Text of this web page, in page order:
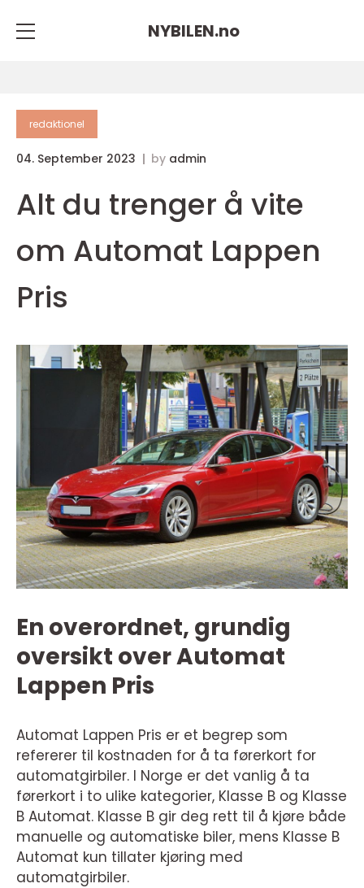
NYBILEN.no
redaktionel
04. September 2023 by admin
Alt du trenger å vite
om Automat Lappen
Pris
En overordnet, grundig
oversikt over Automat
Lappen Pris
Automat Lappen Pris er et begrep som
refererer til kostnaden for å ta førerkort for
automatgirbiler. I Norge er det vanlig å ta
førerkort i to ulike kategorier, Klasse B og Klasse
B Automat. Klasse B gir deg rett til å kjøre både
manuelle og automatiske biler, mens Klasse B
Automat kun tillater kjøring med
automatgirbiler.